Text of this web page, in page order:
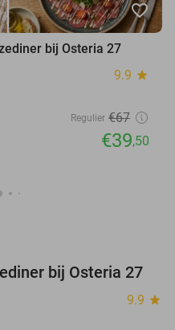
favorite_border
bij Osteria 27
9.9 star
Regulier €67
€39,50
41%
bij Osteria 27
9.9 star